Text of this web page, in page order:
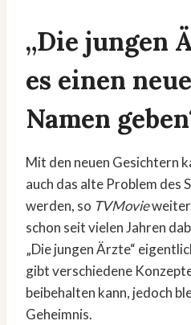
„Die jungen
es einen
Namen
Mit den neuen Gesichtern
auch das alte Problem des
werden, so TVMovie
schon seit vielen Jahren
„Die jungen Ärzte“
gibt verschiedene
beibehalten kann, jedoch
Geheimnis.